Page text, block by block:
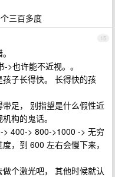
三百多度
15
>也许能不近视。。
子长得快。 长得快的孩
足， 别指望是什么假性近
构的鬼话。
400-> 800->1000 -> 无穷
，到 600 左右会慢下来，
个激光吧， 其他时候就认